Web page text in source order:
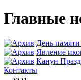
Главные
День
Явлeние
Канун
Контакты